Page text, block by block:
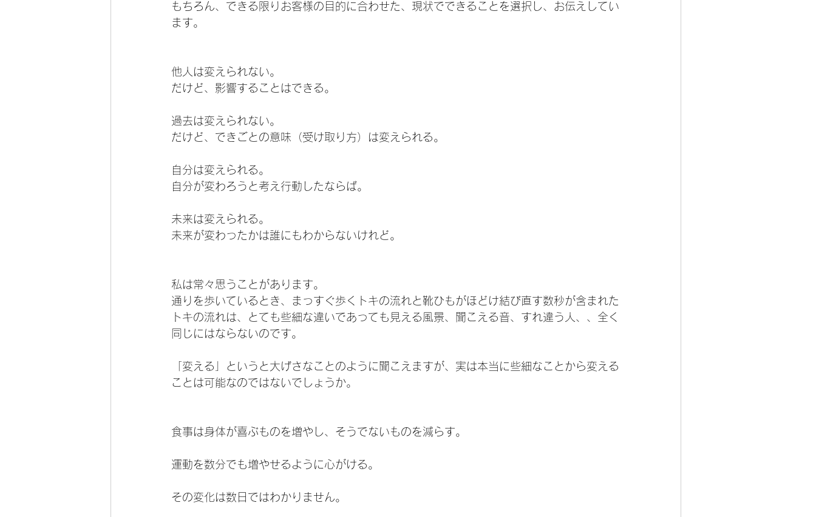
もちろん、できる限りお客様の目的に合わせた、現状でできることを選択し、お伝えしてい
ます。
他人は変えられない。
だけど、影響することはできる。
過去は変えられない。
だけど、できごとの意味（受け取り方）は変えられる。
自分は変えられる。
自分が変わろうと考え行動したならば。
未来は変えられる。
未来が変わったかは誰にもわからないけれど。
私は常々思うことがあります。
通りを歩いているとき、まっすぐ歩くトキの流れと靴ひもがほどけ結び直す数秒が含まれた
トキの流れは、とても些細な違いであっても見える風景、聞こえる音、すれ違う人、、全く
同じにはならないのです。
「変える」というと大げさなことのように聞こえますが、実は本当に些細なことから変える
ことは可能なのではないでしょうか。
食事は身体が喜ぶものを増やし、そうでないものを減らす。
運動を数分でも増やせるように心がける。
その変化は数日ではわかりません。